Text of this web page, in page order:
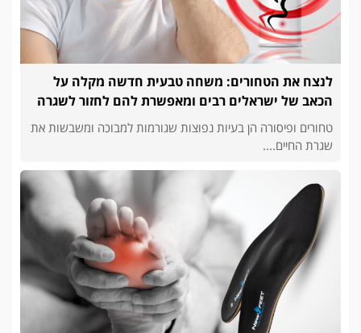
לנצח את הטחורים: משחה טבעית חדשה מקלה על
הכאב של ישראלים רבים ומאפשרת להם לחזור לשגרה
טחורים ופיסורה הן בעיות נפוצות שגורמות למבוכה ומשבשות את
שגרת החיים....